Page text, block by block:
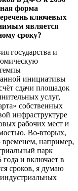
форма
ключевых
является
сроку?
государства и
инициативы
сдачи площадок
услуг,
собственных
инфраструктуре
рабочих мест и
Во-вторых,
временем, например,
парк
и включает в
сроков, я думаю